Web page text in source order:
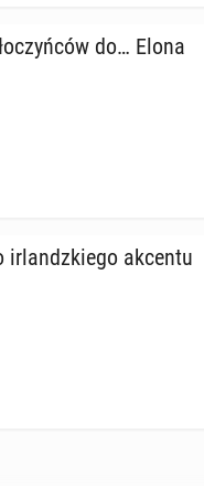
do… Elona
ir­landz­kie­go akcentu